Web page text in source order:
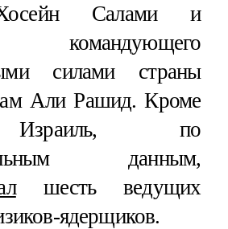
Салами и
командующего
силами страны
Али Рашид. Кроме
по
данным,
шесть ведущих
ядерщиков.